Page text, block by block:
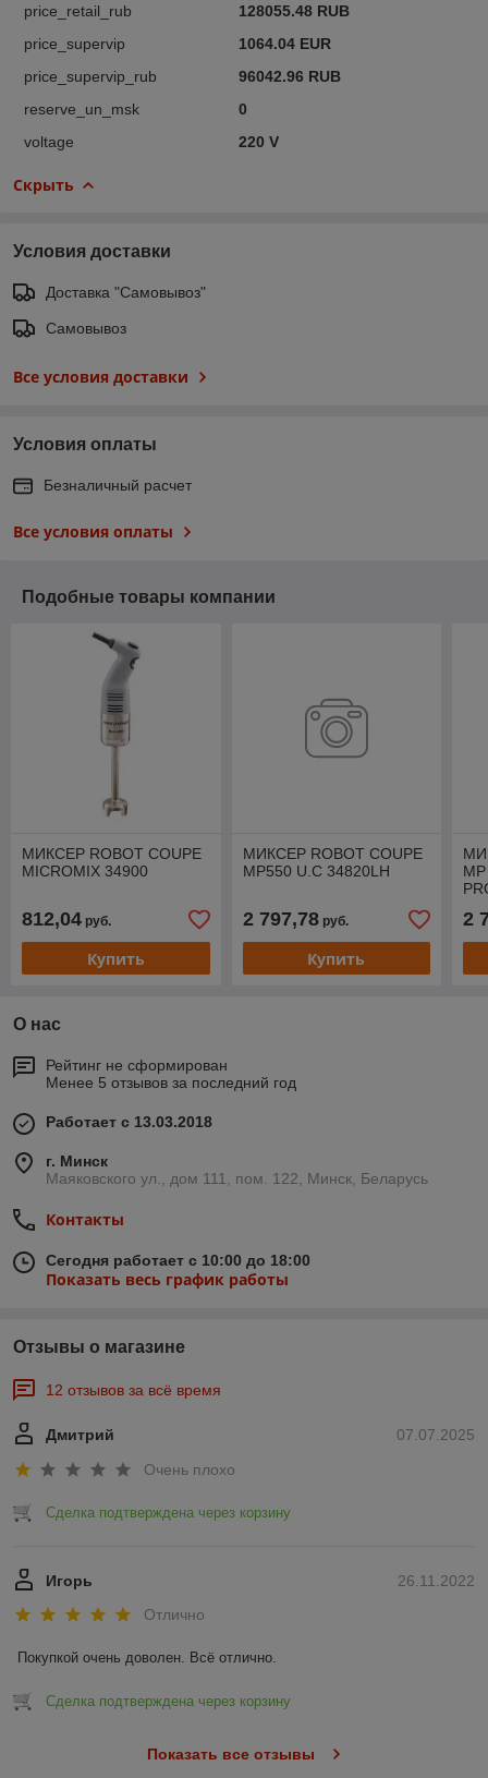
price_retail_rub
128055.48 RUB
price_supervip
1064.04 EUR
price_supervip_rub
96042.96 RUB
reserve_un_msk
0
voltage
220 V
Скрыть
Условия доставки
Доставка "Самовывоз"
Самовывоз
Все условия доставки
Условия оплаты
Безналичный расчет
Все условия оплаты
Подобные товары компании
МИКСЕР ROBOT COUPE
MICROMIX 34900
812,04 руб.
Купить
МИКСЕР ROBOT COUPE
MP550 U.С 34820LH
2 797,78руб.
Купить
2
О нас
Рейтинг не сформирован
Менее 5 отзывов за последний год
Работает с 13.03.2018
г. Минск
Маяковского ул., дом 111, пом. 122, Минск, Беларусь
Контакты
Сегодня работает с 10:00 до 18:00
Показать весь график работы
Отзывы о магазине
12 отзывов за всё время
07.07.2025
Дмитрий
Очень плохо
Сделка подтверждена через корзину
26.11.2022
Игорь
Отлично
Покупкой очень доволен. Всё отлично.
Сделка подтверждена через корзину
Показать все отзывы